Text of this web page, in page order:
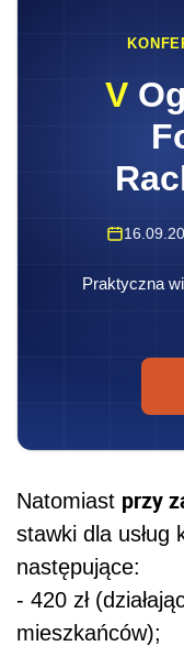
V
Praktyczna
Natomiast przy
stawki dla usług
następujące:
- 420 zł
mieszkańców);